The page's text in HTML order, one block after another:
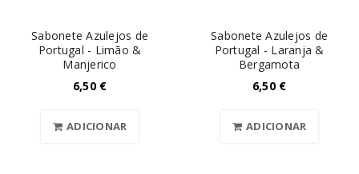
Sabonete Azulejos de
Portugal - Limão &
Manjerico
6,50 €
ADICIONAR
Sabonete Azulejos de
Portugal - Laranja &
Bergamota
6,50 €
ADICIONAR